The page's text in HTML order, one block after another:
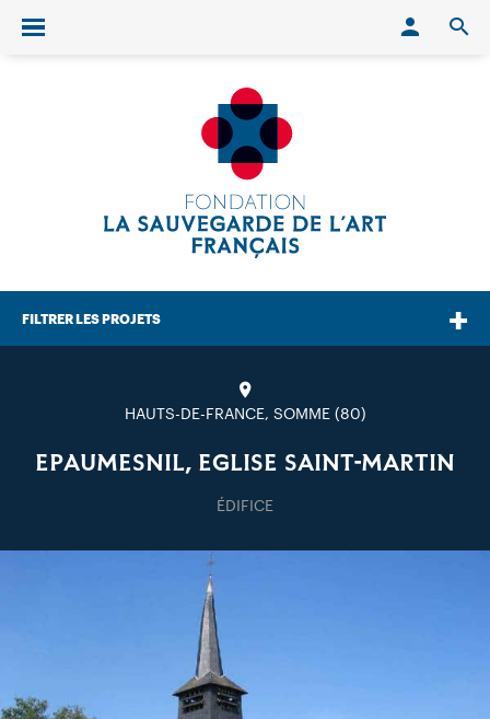
Ouvrir/fermer le menu
FILTRER LES PROJETS
HAUTS-DE-FRANCE, SOMME (80)
EPAUMESNIL, EGLISE SAINT-MARTIN
ÉDIFICE